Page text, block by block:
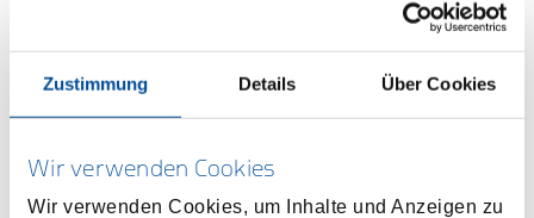
Zustimmung Details Über Cookies
Wir verwenden Cookies
Wir verwenden Cookies, um Inhalte und Anzeigen zu
VERTRIEBSPARTNER